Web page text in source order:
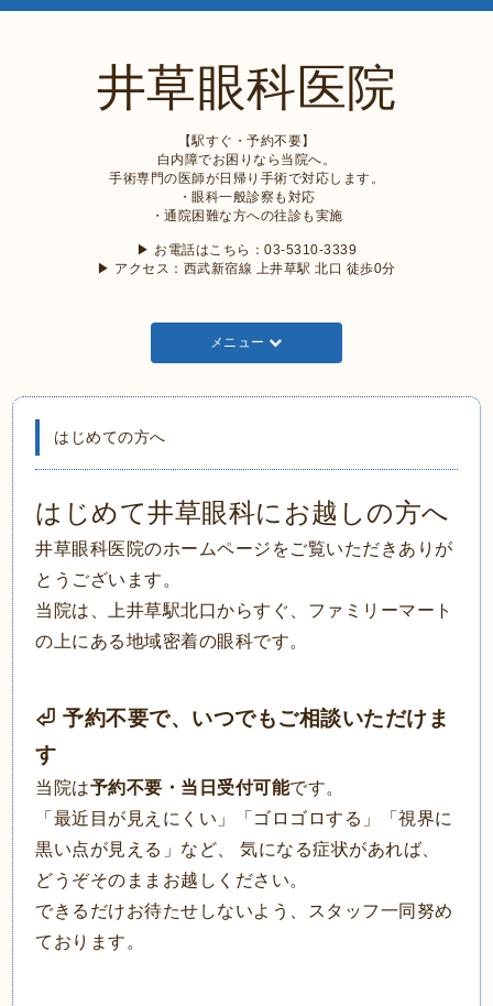
井草眼科医院
【駅すぐ・予約不要】
白内障でお困りなら当院へ。
手術専門の医師が日帰り手術で対応します。
・眼科一般診察も対応
・通院困難な方への往診も実施
▶︎ お電話はこちら：03-5310-3339
▶︎ アクセス：西武新宿線 上井草駅 北口 徒歩0分
メニュー
はじめての方へ
はじめて井草眼科にお越しの方へ
井草眼科医院のホームページをご覧いただきありが
とうございます。
当院は、上井草駅北口からすぐ、ファミリーマート
の上にある地域密着の眼科です。
⏎ 予約不要で、いつでもご相談いただけま
す
当院は予約不要・当日受付可能です。
「最近目が見えにくい」「ゴロゴロする」「視界に
黒い点が見える」など、 気になる症状があれば、
どうぞそのままお越しください。
できるだけお待たせしないよう、スタッフ一同努め
ております。